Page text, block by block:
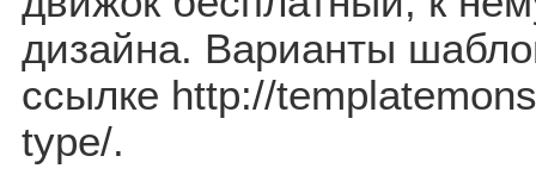
дизайна. Варианты
ссылке http://
type/.